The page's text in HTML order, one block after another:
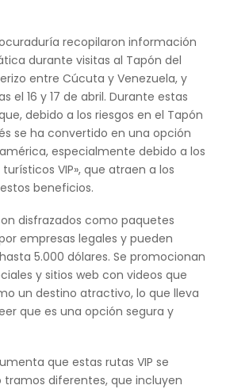
recopilaron información
durante visitas al Tapón del
entre Cúcuta y Venezuela, y
el 16 y 17 de abril. Durante estas
debido a los riesgos en el Tapón
se ha convertido en una opción
especialmente debido a los
VIP», que atraen a los
beneficios.
disfrazados como paquetes
empresas legales y pueden
5.000 dólares. Se promocionan
y sitios web con videos que
un destino atractivo, lo que lleva
que es una opción segura y
que estas rutas VIP se
diferentes, que incluyen